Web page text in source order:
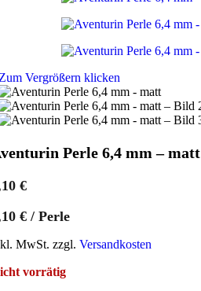
Vergrößern klicken
Perle 6,4 mm – matt
€
€ / Perle
MwSt. zzgl. Versandkosten
vorrätig